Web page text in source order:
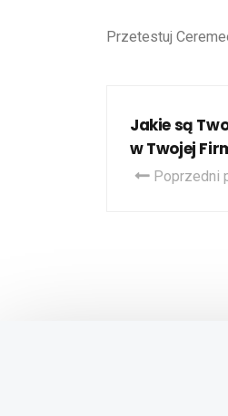
Przetestuj
Jakie są
w Twojej
Poprzedni